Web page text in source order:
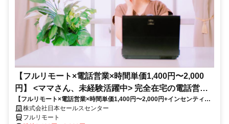
【フルリモート×電話営業×時間単価1,400円〜2,000
円】 <ママさん、未経験活躍中> 完全在宅の電話営業
で家庭と仕事の両立を実現
【フルリモート×電話営業×時間単価1,400円〜2,000円+インセンティブ
あり】 ＜ママさん、未経験活躍中＞ 完全在宅の電話営業で家庭と仕事の
両立を実現
株式会社日本セールスセンター
フルリモート